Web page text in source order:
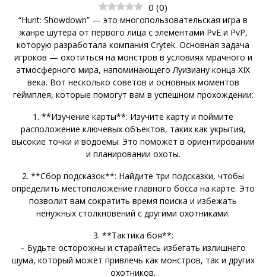
0 (0)
“Hunt: Showdown” — это многопользовательская игра в
жанре шутера от первого лица с элементами PvE и PvP,
которую разработала компания Crytek. Основная задача
игроков — охотиться на монстров в условиях мрачного и
атмосферного мира, напоминающего Луизиану конца XIX
века. Вот несколько советов и основных моментов
геймплея, которые помогут вам в успешном прохождении:
1. **Изучение карты**: Изучите карту и поймите
расположение ключевых объектов, таких как укрытия,
высокие точки и водоемы. Это поможет в ориентировании
и планировании охоты.
2. **Сбор подсказок**: Найдите три подсказки, чтобы
определить местоположение главного босса на карте. Это
позволит вам сократить время поиска и избежать
ненужных столкновений с другими охотниками.
3. **Тактика боя**:
– Будьте осторожны и старайтесь избегать излишнего
шума, который может привлечь как монстров, так и других
охотников.